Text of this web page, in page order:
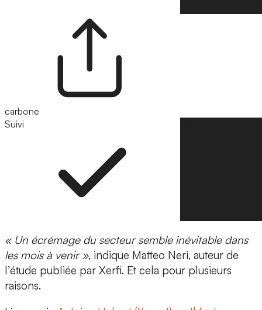
carbone
Suivi
« Un écrémage du secteur semble inévitable dans
les mois à venir », indique Matteo Neri, auteur de
l’étude publiée par Xerfi. Et cela pour plusieurs
raisons.